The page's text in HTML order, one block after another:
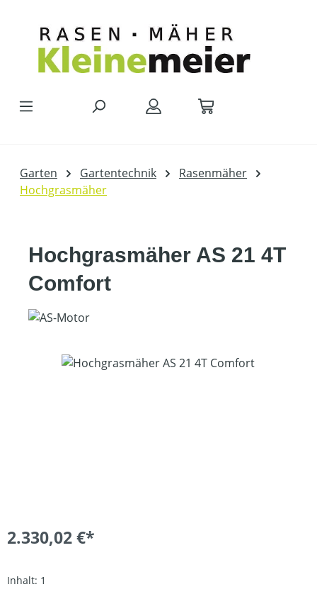
Garten Gartentechnik
Rasenmäher
Hochgrasmäher
Hochgrasmäher AS 21 4T
Comfort
Bildergalerie überspringen
2.330,02 €*
Inhalt: 1